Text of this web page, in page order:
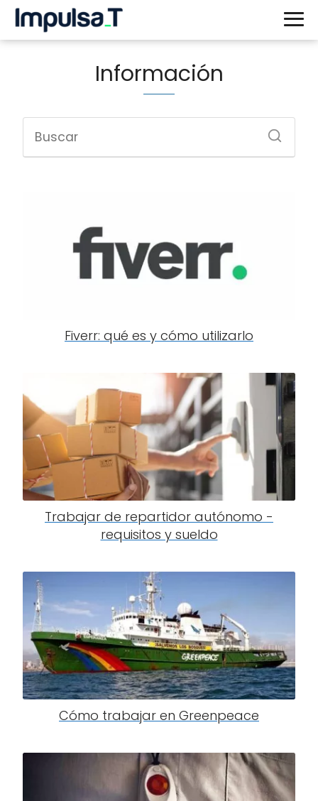
Información
Fiverr: qué es y cómo utilizarlo
Trabajar de repartidor autónomo -
requisitos y sueldo
Cómo trabajar en Greenpeace